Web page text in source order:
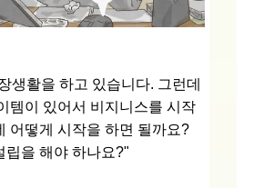
생활을 하고 있습니다. 그런데
템이 있어서 비지니스를 시작
어떻게 시작을 하면 될까요?
립을 해야 하나요?"